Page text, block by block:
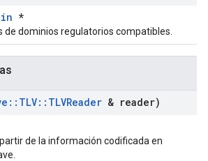
*
dominios regulatorios compatibles.
:: TLV:: TLVReader & reader)
de la información codificada en